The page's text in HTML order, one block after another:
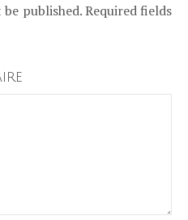
published. Required fields